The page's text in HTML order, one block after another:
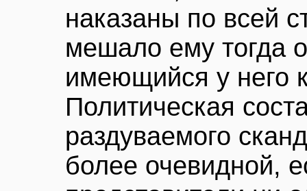
наказаны по всей
мешало ему тогда
имеющийся у него
Политическая
раздуваемого
более очевидной,